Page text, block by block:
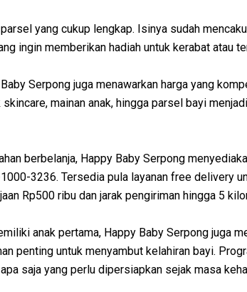
yang cukup lengkap. Isinya sudah
ingin memberikan hadiah untuk kerabat atau
Serpong juga menawarkan harga yang
mainan anak, hingga parsel bayi
berbelanja, Happy Baby Serpong
3236. Tersedia pula layanan free delivery
Rp500 ribu dan jarak pengiriman hingga 5
anak pertama, Happy Baby Serpong juga
penting untuk menyambut kelahiran bayi.
saja yang perlu dipersiapkan sejak masa